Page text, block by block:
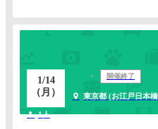
1/14
（月）
開催終了
東京都 (お江戸日本
1人